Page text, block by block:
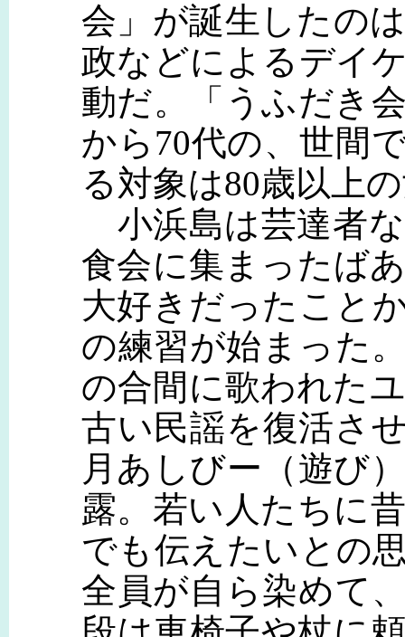
会」が誕生したの
政などによるデイ
動だ。「うふだき
から70代の、世間
る対象は80歳以上
小浜島は芸達者
食会に集まったば
大好きだったこと
の練習が始まった
の合間に歌われた
古い民謡を復活さ
月あしびー（遊び
露。若い人たちに
でも伝えたいとの
全員が自ら染めて